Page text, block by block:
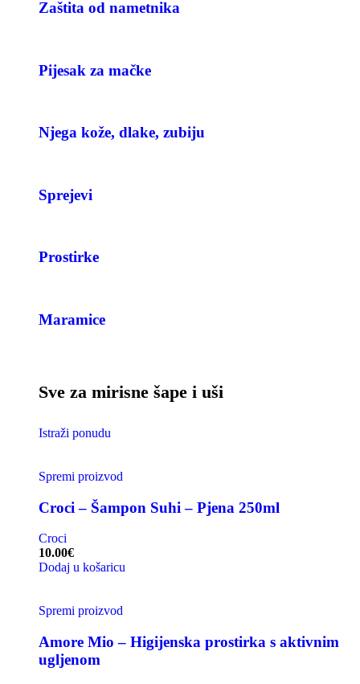
Zaštita od nametnika
Pijesak za mačke
Njega kože, dlake, zubiju
Sprejevi
Prostirke
Maramice
Sve za mirisne šape i uši
Istraži ponudu
Spremi proizvod
Croci – Šampon Suhi – Pjena 250ml
Croci
10.00€
Dodaj u košaricu
Spremi proizvod
Amore Mio – Higijenska prostirka s aktivnim
ugljenom